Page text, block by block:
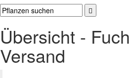
Übersicht -
Versand